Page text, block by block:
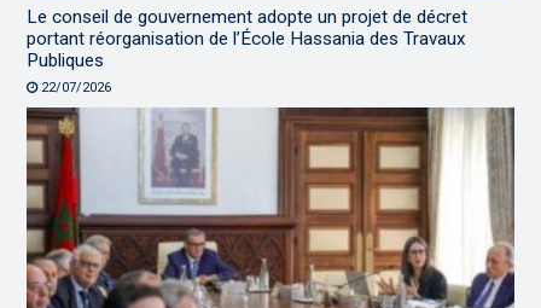
Le conseil de gouvernement adopte un projet de décret
portant réorganisation de l’École Hassania des Travaux
Publiques
22/07/2026